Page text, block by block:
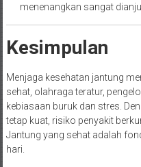
menenangkan sangat
Kesimpulan
Menjaga kesehatan jantung
sehat, olahraga teratur,
kebiasaan buruk dan stres.
tetap kuat, risiko penyakit
Jantung yang sehat adalah
hari.